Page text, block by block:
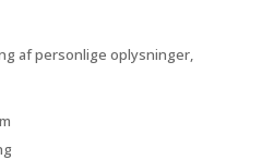
af personlige oplysninger,